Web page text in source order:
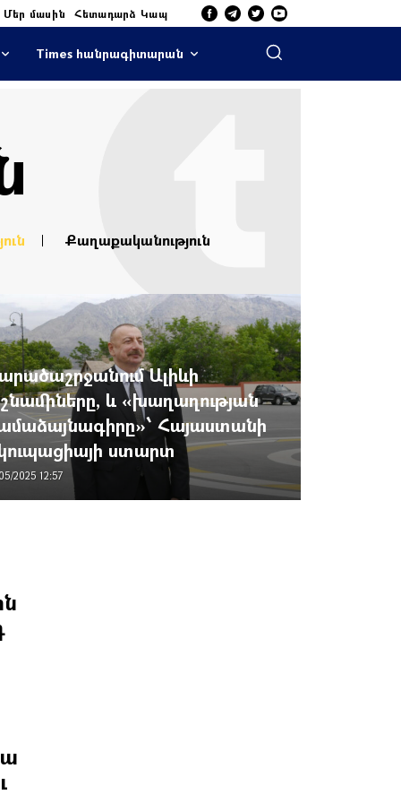
Մեր մասին Հետադարձ Կապ
Times հանրագիտարան
Քաղաքականություն
Ալիևի
և «խաղաղության
Հայաստանի
ստարտ
2025 12:57